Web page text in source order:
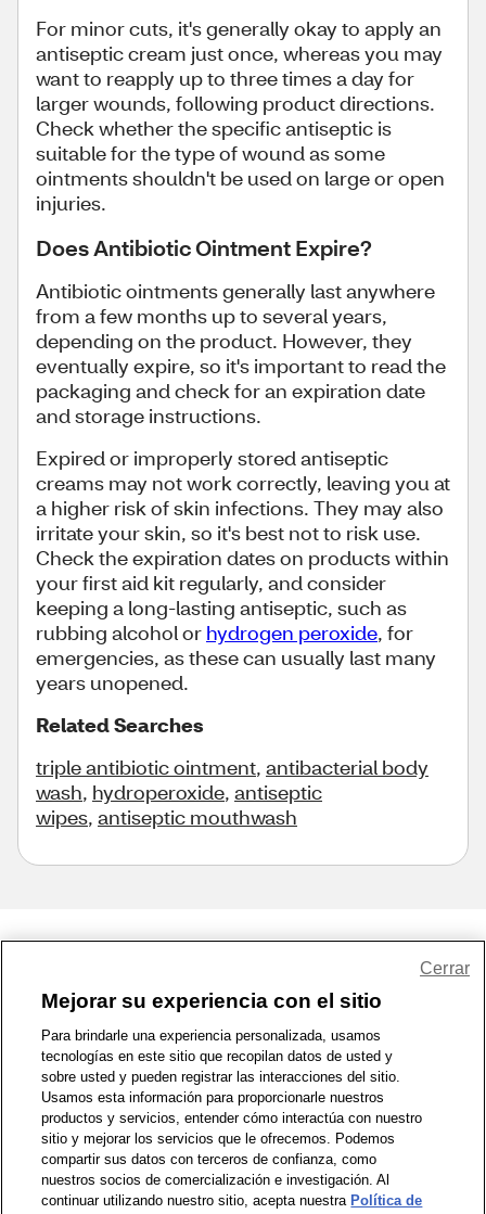
For minor cuts, it's generally okay to apply an
antiseptic cream just once, whereas you may
want to reapply up to three times a day for
larger wounds, following product directions.
Check whether the specific antiseptic is
suitable for the type of wound as some
ointments shouldn't be used on large or open
injuries.
Does Antibiotic Ointment Expire?
Antibiotic ointments generally last anywhere
from a few months up to several years,
depending on the product. However, they
eventually expire, so it's important to read the
packaging and check for an expiration date
and storage instructions.
Expired or improperly stored antiseptic
creams may not work correctly, leaving you at
a higher risk of skin infections. They may also
irritate your skin, so it's best not to risk use.
Check the expiration dates on products within
your first aid kit regularly, and consider
keeping a long-lasting antiseptic, such as
rubbing alcohol or hydrogen peroxide, for
emergencies, as these can usually last many
years unopened.
Related Searches
triple antibiotic ointment, antibacterial body
wash, hydroperoxide, antiseptic
wipes, antiseptic mouthwash
1-800-679-9691 | Contáctenos | Términos de Uso | Accesibilidad
Política de Privacidad | WA Privacy Policy | Mapa del sitio
Zona de Bienestar | © 1999 - 2026 CVS.com
Mejorar su experiencia con el sitio
Para brindarle una experiencia personalizada, usamos
tecnologías en este sitio que recopilan datos de usted y
sobre usted y pueden registrar las interacciones del sitio.
Usamos esta información para proporcionarle nuestros
productos y servicios, entender cómo interactúa con nuestro
sitio y mejorar los servicios que le ofrecemos. Podemos
compartir sus datos con terceros de confianza, como
nuestros socios de comercialización e investigación. Al
continuar utilizando nuestro sitio, acepta nuestra Política de
Cerrar